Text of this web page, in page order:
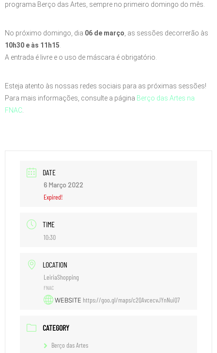
programa Berço das Artes, sempre no primeiro domingo do mês.
No próximo domingo, dia 06 de março, as sessões decorrerão às
10h30 e às 11h15.
A entrada é livre e o uso de máscara é obrigatório.
Esteja atento às nossas redes sociais para as próximas sessões!
Para mais informações, consulte a página Berço das Artes na
FNAC.
DATE
6 Março 2022
Expired!
TIME
10:30
LOCATION
LeiriaShopping
FNAC
WEBSITE https://goo.gl/maps/c2QAvcecvJYnNuiQ7
CATEGORY
Berço das Artes